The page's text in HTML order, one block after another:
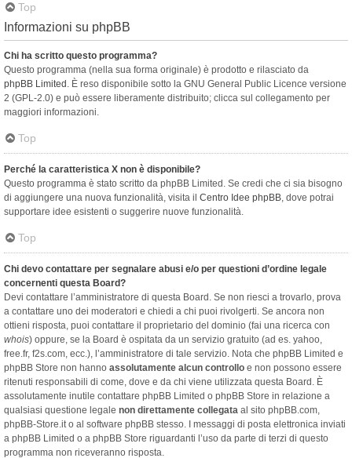
Top
Informazioni su phpBB
Chi ha scritto questo programma?
Questo programma (nella sua forma originale) è prodotto e rilasciato da
phpBB Limited . È reso disponibile sotto la GNU General Public Licence versione
2 (GPL-2.0) e può essere liberamente distribuito; clicca sul collegamento per
maggiori informazioni.
Top
Perché la caratteristica X non è disponibile?
Questo programma è stato scritto da phpBB Limited. Se credi che ci sia bisogno
di aggiungere una nuova funzionalità, visita il Centro Idee phpBB, dove potrai
supportare idee esistenti o suggerire nuove funzionalità.
Top
Chi devo contattare per segnalare abusi e/o per questioni d’ordine legale
concernenti questa Board?
Devi contattare l’amministratore di questa Board. Se non riesci a trovarlo, prova
a contattare uno dei moderatori e chiedi a chi puoi rivolgerti. Se ancora non
ottieni risposta, puoi contattare il proprietario del dominio (fai una ricerca con
whois) oppure, se la Board è ospitata da un servizio gratuito (ad es. yahoo,
free.fr, f2s.com, ecc.), l’amministratore di tale servizio. Nota che phpBB Limited e
phpBB Store non hanno assolutamente alcun controllo e non possono essere
ritenuti responsabili di come, dove e da chi viene utilizzata questa Board. È
assolutamente inutile contattare phpBB Limited o phpBB Store in relazione a
qualsiasi questione legale non direttamente collegata al sito phpBB.com,
phpBB-Store.it o al software phpBB stesso. I messaggi di posta elettronica inviati
a phpBB Limited o a phpBB Store riguardanti l’uso da parte di terzi di questo
programma non riceveranno risposta.